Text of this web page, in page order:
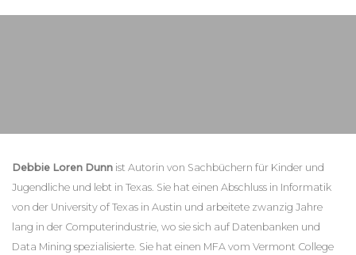
Debbie Loren Dunn ist Autorin von Sachbüchern für Kinder und
Jugendliche und lebt in Texas. Sie hat einen Abschluss in Informatik
von der University of Texas in Austin und arbeitete zwanzig Jahre
lang in der Computerindustrie, wo sie sich auf Datenbanken und
Data Mining spezialisierte. Sie hat einen MFA vom Vermont College